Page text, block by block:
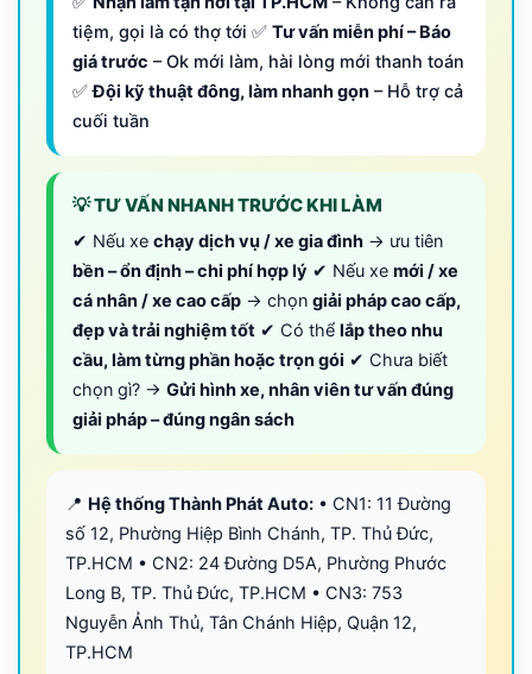
tiệm, gọi là có thợ tới ✅ Tư vấn miễn phí – Báo
giá trước – Ok mới làm, hài lòng mới thanh toán
✅Đội kỹ thuật đông, làm nhanh gọn – Hỗ trợ cả
cuối tuần
💡 TƯ VẤN NHANH TRƯỚC KHI LÀM
✔ Nếu xe chạy dịch vụ / xe gia đình → ưu tiên
bền – ổn định – chi phí hợp lý ✔ Nếu xe mới / xe
cá nhân / xe cao cấp → chọn giải pháp cao cấp,
đẹp và trải nghiệm tốt ✔ Có thể lắp theo nhu
cầu, làm từng phần hoặc trọn gói ✔ Chưa biết
chọn gì? → Gửi hình xe, nhân viên tư vấn đúng
giải pháp – đúng ngân sách
📍 Hệ thống Thành Phát Auto: • CN1: 11 Đường
số 12, Phường Hiệp Bình Chánh, TP. Thủ Đức,
TP.HCM • CN2: 24 Đường D5A, Phường Phước
Long B, TP. Thủ Đức, TP.HCM • CN3: 753
Nguyễn Ảnh Thủ, Tân Chánh Hiệp, Quận 12,
TP.HCM